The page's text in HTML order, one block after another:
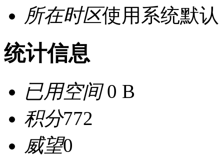
所在时区使用系统默认
统计信息
已用空间0 B
积分772
威望0